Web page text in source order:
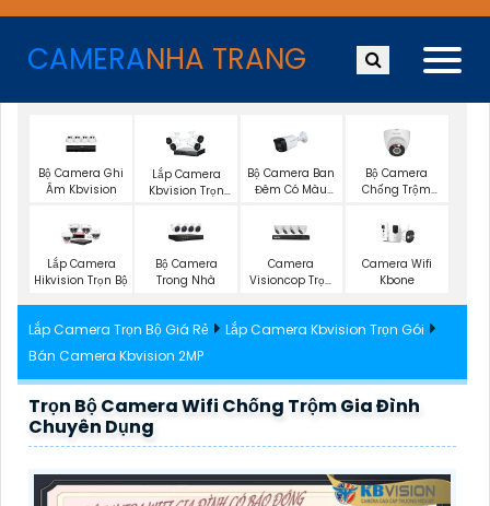
CAMERANHA TRANG
Bộ Camera Ghi
Âm Kbvision
Lắp Camera
Kbvision Trọn
Bộ Camera Ban
Đêm Có Màu
Bộ Camera
Chống Trộm
Lắp Camera
Hikvision Trọn Bộ
Bộ Camera
Trong Nhà
Camera
Visioncop Trọn
Camera Wifi
Kbone
Lắp Camera Trọn Bộ Giá Rẻ
Lắp Camera Kbvision Trọn Gói
Bán Camera Kbvision 2MP
Trọn Bộ Camera Wifi Chống Trộm Gia Đình
Chuyên Dụng